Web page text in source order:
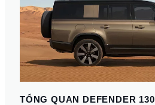
TỔNG QUAN DEFENDER 130